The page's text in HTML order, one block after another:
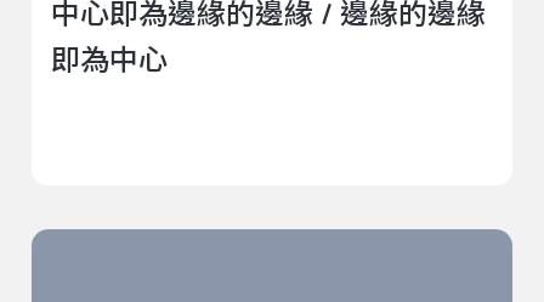
中心即為邊緣的邊緣 / 邊緣的邊緣
即為中心
2023臺北藝術節－共想吧 「流動作為方法：女性主義與